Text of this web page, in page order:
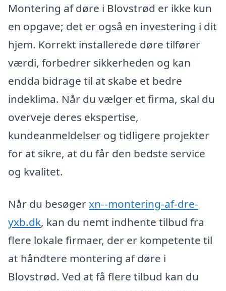
Montering af døre i Blovstrød er ikke kun
en opgave; det er også en investering i dit
hjem. Korrekt installerede døre tilfører
værdi, forbedrer sikkerheden og kan
endda bidrage til at skabe et bedre
indeklima. Når du vælger et firma, skal du
overveje deres ekspertise,
kundeanmeldelser og tidligere projekter
for at sikre, at du får den bedste service
og kvalitet.
Når du besøgerxn--montering-af-dre-
yxb.dk, kan du nemt indhente tilbud fra
flere lokale firmaer, der er kompetente til
at håndtere montering af døre i
Blovstrød. Ved at få flere tilbud kan du